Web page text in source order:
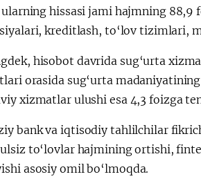
ularning hissasi jami hajmning
kreditlash, to‘lov tizimlari,
hisobot davrida sug‘urta
orasida sug‘urta
xizmatlar ulushi esa 4,3 foizga
bank va iqtisodiy tahlilchilar
to‘lovlar hajmining ortishi,
asosiy omil bo‘lmoqda.